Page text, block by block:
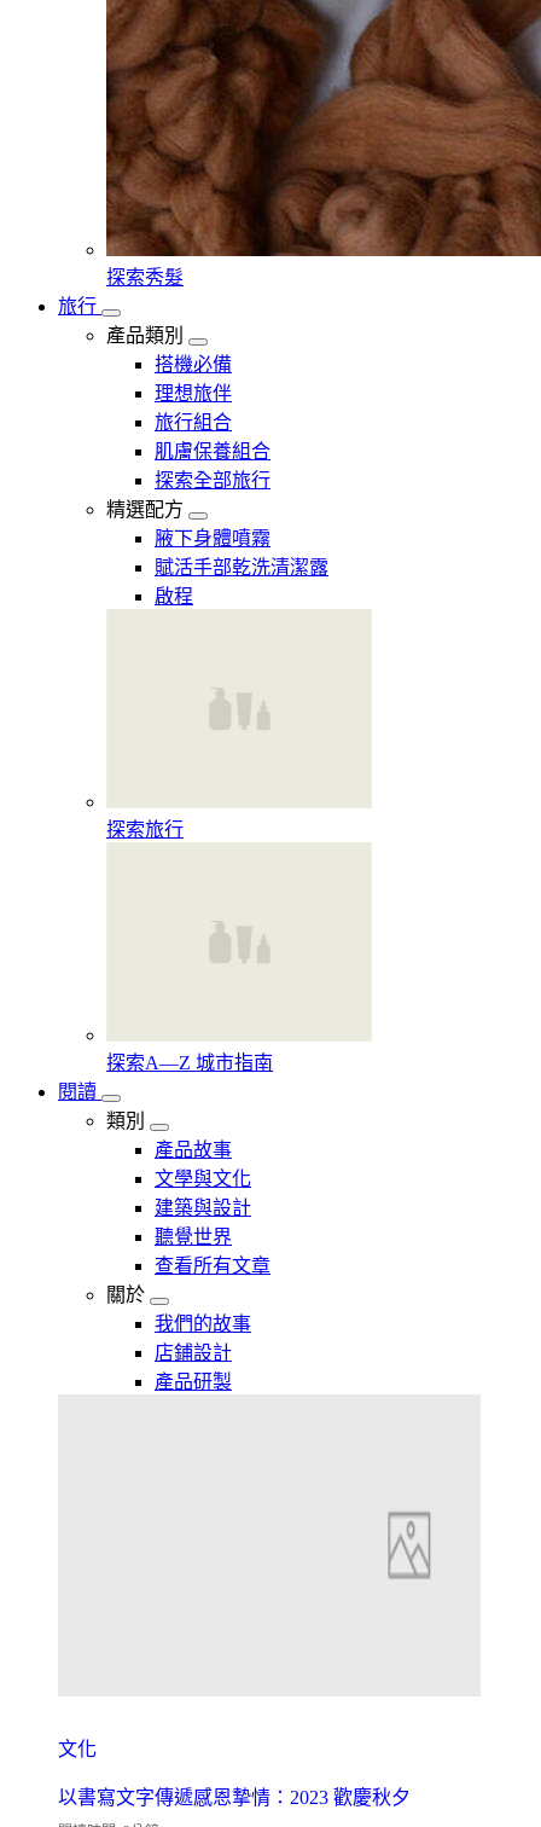
探索秀髮
旅行
產品類別
搭機必備
理想旅伴
旅行組合
肌膚保養組合
探索全部旅行
精選配方
腋下身體噴霧
賦活手部乾洗清潔露
啟程
探索旅行
探索A—Z 城市指南
閱讀
類別
產品故事
文學與文化
建築與設計
聽覺世界
查看所有文章
關於
我們的故事
店鋪設計
產品研製
文化
以書寫文字傳遞感恩摯情：2023 歡慶秋夕